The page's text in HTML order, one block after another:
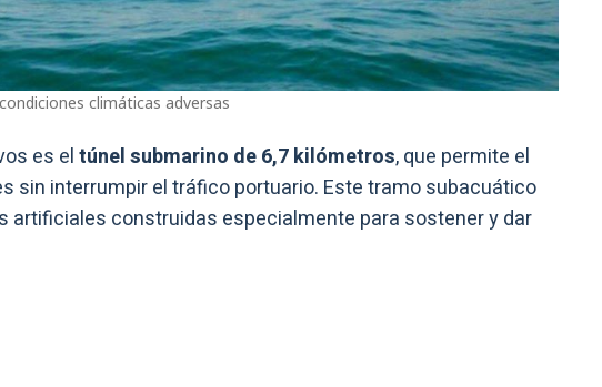
climáticas adversas
es eltúnel submarino de 6,7 kilómetros, que permite el
sin interrumpir el tráfico portuario. Este tramo subacuático
artificiales construidas especialmente para sostener y dar